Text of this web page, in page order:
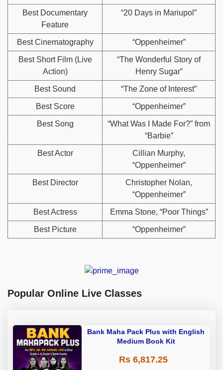
Best Documentary
Feature
“20 Days in Mariupol”
Best Cinematography “Oppenheimer”
Best Short Film (Live
Action)
“The Wonderful Story of
Henry Sugar”
Best Sound “The Zone of Interest”
Best Score “Oppenheimer”
Best Song
“What Was I Made For?” from
“Barbie”
Best Actor
Cillian Murphy,
“Oppenheimer”
Best Director
Christopher Nolan,
“Oppenheimer”
Best Actress Emma Stone, “Poor Things”
Best Picture “Oppenheimer”
Popular Online Live Classes
Bank Maha Pack Plus with English
Medium Book Kit
Rs 6,817.25